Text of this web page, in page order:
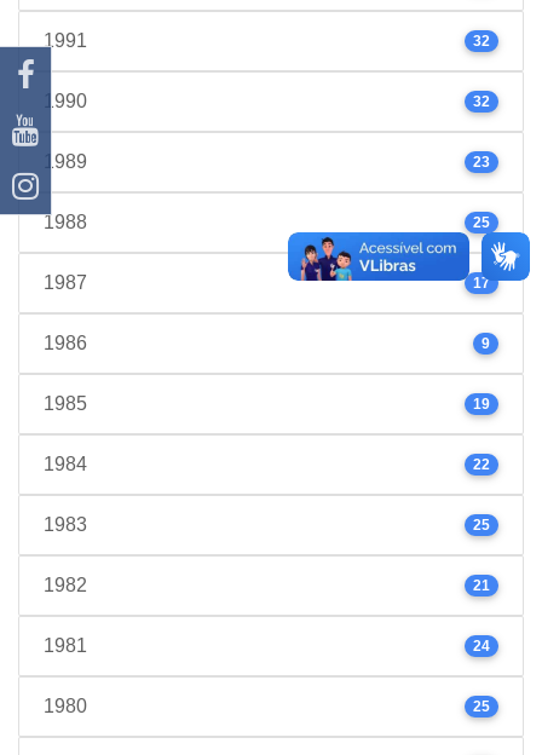
1991 32
1990 32
1989 23
1988 25
1987 17
1986 9
1985 19
1984 22
1983 25
1982 21
1981 24
1980 25